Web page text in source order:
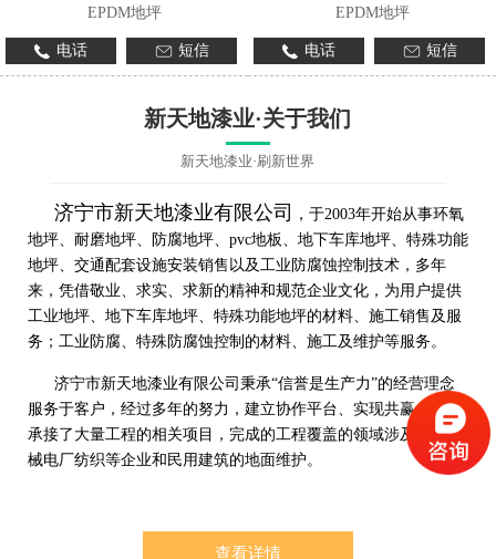
EPDM地坪
电话 短信
EPDM地坪
电话 短信
新天地漆业·关于我们
新天地漆业·刷新世界
济宁市新天地漆业有限公司
，于2003年开始从事环氧
地坪、耐磨地坪、防腐地坪、pvc地板、地下车库地坪、特殊功能
地坪、交通配套设施安装销售以及工业防腐蚀控制技术，多年
来，凭借敬业、求实、求新的精神和规范企业文化，为用户提供
工业地坪、地下车库地坪、特殊功能地坪的材料、施工销售及服
务；工业防腐、特殊防腐蚀控制的材料、施工及维护等服务。
济宁市新天地漆业有限公司秉承“信誉是生产力”的经营理念
服务于客户，经过多年的努力，建立协作平台、实现共赢，先后
承接了大量工程的相关项目，完成的工程覆盖的领域涉及工程机
械电厂纺织等企业和民用建筑的地面维护。
查看详情